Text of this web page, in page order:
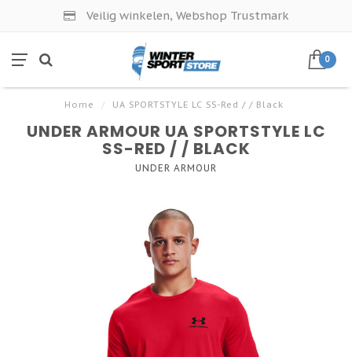
Veilig winkelen, Webshop Trustmark
0
Home / UA SPORTSTYLE LC SS-Red / / Black
UNDER ARMOUR UA SPORTSTYLE LC
SS-RED / / BLACK
UNDER ARMOUR